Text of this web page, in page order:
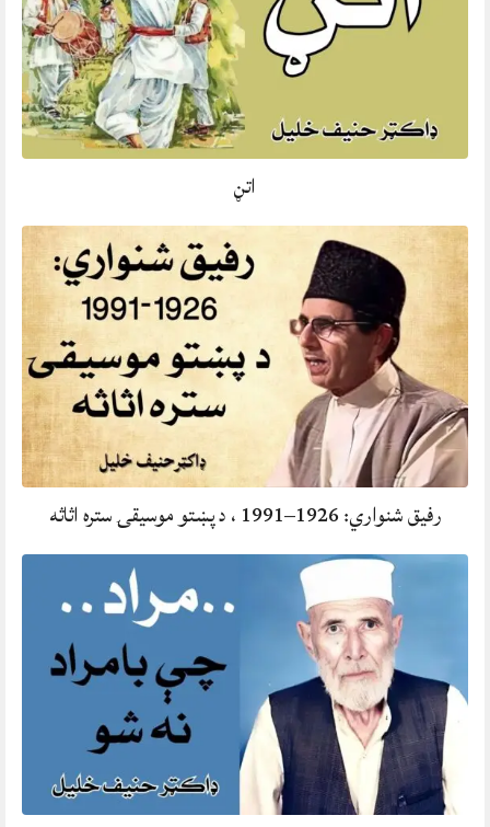
اتڼ
رفيق شنواري: 1926–1991 ، د پښتو موسيقۍ ستره اثاثه